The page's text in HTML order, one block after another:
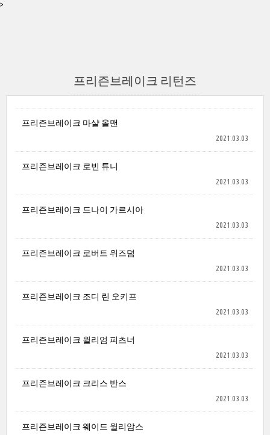
>
프리즌브레이크 리턴즈
프리즌브레이크 마샬 올맨
2021.03.03
프리즌브레이크 로빈 튜니
2021.03.03
프리즌브레이크 드나이 가르시아
2021.03.03
프리즌브레이크 로버트 위즈덤
2021.03.03
프리즌브레이크 조디 린 오키프
2021.03.03
프리즌브레이크 윌리엄 피츠너
2021.03.03
프리즌브레이크 크리스 반스
2021.03.03
프리즌브레이크 웨이드 윌리암스